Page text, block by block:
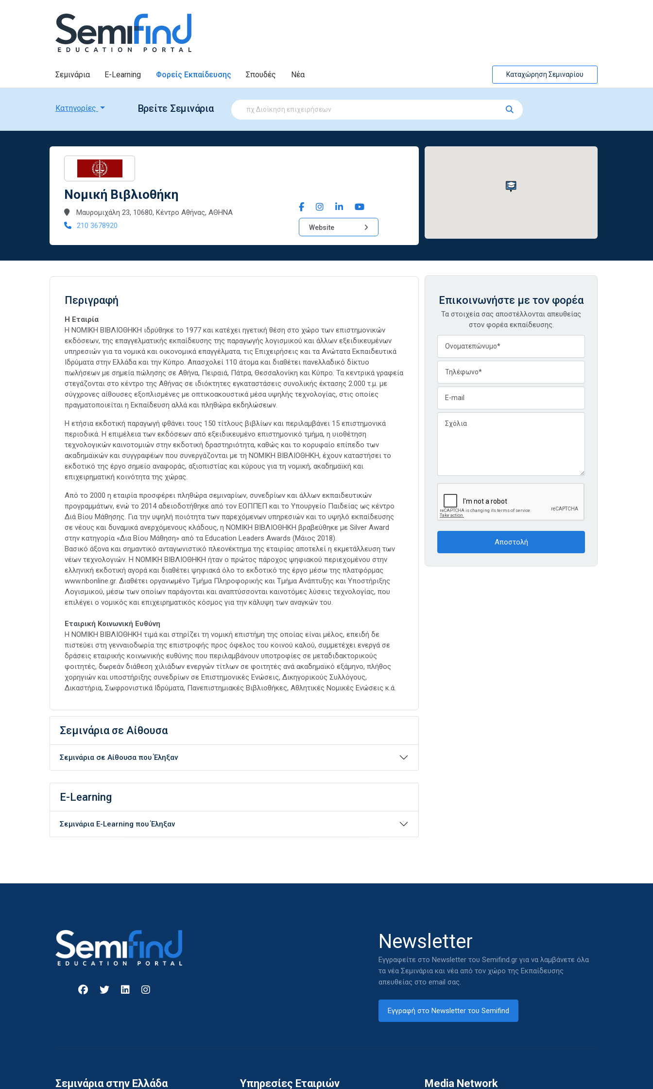
Σεμινάρια E-Learning Φορείς Εκπαίδευσης Σπουδές Νέα Καταχώρηση Σεμιναρίου
Κατηγορίες Βρείτε Σεμινάρια
Νομική Βιβλιοθήκη
Μαυρομιχάλη 23, 10680, Κέντρο Αθήνας, ΑΘΗΝΑ
210 3678920
Website
Περιγραφή
Η Εταιρία
Η ΝΟΜΙΚΗ ΒΙΒΛΙΟΘΗΚΗ ιδρύθηκε το 1977 και κατέχει ηγετική θέση στο χώρο των επιστημονικών
εκδόσεων, της επαγγελματικής εκπαίδευσης της παραγωγής λογισμικού και άλλων εξειδικευμένων
υπηρεσιών για τα νομικά και οικονομικά επαγγέλματα, τις Επιχειρήσεις και τα Ανώτατα Εκπαιδευτικά
Ιδρύματα στην Ελλάδα και την Κύπρο. Απασχολεί 110 άτομα και διαθέτει πανελλαδικό δίκτυο
πωλήσεων με σημεία πώλησης σε Αθήνα, Πειραιά, Πάτρα, Θεσσαλονίκη και Κύπρο. Τα κεντρικά γραφεία
στεγάζονται στο κέντρο της Αθήνας σε ιδιόκτητες εγκαταστάσεις συνολικής έκτασης 2.000 τ.μ. με
σύγχρονες αίθουσες εξοπλισμένες με οπτικοακουστικά μέσα υψηλής τεχνολογίας, στις οποίες
πραγματοποιείται η Εκπαίδευση αλλά και πληθώρα εκδηλώσεων.
Η ετήσια εκδοτική παραγωγή φθάνει τους 150 τίτλους βιβλίων και περιλαμβάνει 15 επιστημονικά
περιοδικά. Η επιμέλεια των εκδόσεων από εξειδικευμένο επιστημονικό τμήμα, η υιοθέτηση
τεχνολογικών καινοτομιών στην εκδοτική δραστηριότητα, καθώς και το κορυφαίο επίπεδο των
ακαδημαϊκών και συγγραφέων που συνεργάζονται με τη ΝΟΜΙΚΗ ΒΙΒΛΙΟΘΗΚΗ, έχουν καταστήσει το
εκδοτικό της έργο σημείο αναφοράς, αξιοπιστίας και κύρους για τη νομική, ακαδημαϊκή και
επιχειρηματική κοινότητα της χώρας.
Από το 2000 η εταιρία προσφέρει πληθώρα σεμιναρίων, συνεδρίων και άλλων εκπαιδευτικών
προγραμμάτων, ενώ το 2014 αδειοδοτήθηκε από τον ΕΟΠΠΕΠ και το Υπουργείο Παιδείας ως κέντρο
Διά Βίου Μάθησης. Για την υψηλή ποιότητα των παρεχόμενων υπηρεσιών και το υψηλό εκπαίδευσης
σε νέους και δυναμικά ανερχόμενους κλάδους, η ΝΟΜΙΚΗ ΒΙΒΛΙΟΘΗΚΗ βραβεύθηκε με Silver Award
στην κατηγορία «Δια Βίου Μάθηση» από τα Education Leaders Awards (Μάιος 2018).
Βασικό άξονα και σημαντικό ανταγωνιστικό πλεονέκτημα της εταιρίας αποτελεί η εκμετάλλευση των
νέων τεχνολογιών. Η ΝΟΜΙΚΗ ΒΙΒΛΙΟΘΗΚΗ ήταν ο πρώτος πάροχος ψηφιακού περιεχομένου στην
ελληνική εκδοτική αγορά και διαθέτει ψηφιακά όλο το εκδοτικό της έργο μέσω της πλατφόρμας
www.nbonline.gr. Διαθέτει οργανωμένο Τμήμα Πληροφορικής και Τμήμα Ανάπτυξης και Υποστήριξης
Λογισμικού, μέσω των οποίων παράγονται και αναπτύσσονται καινοτόμες λύσεις τεχνολογίας, που
επιλέγει ο νομικός και επιχειρηματικός κόσμος για την κάλυψη των αναγκών του.
Εταιρική Κοινωνική Ευθύνη
Η ΝΟΜΙΚΗ ΒΙΒΛΙΟΘΗΚΗ τιμά και στηρίζει τη νομική επιστήμη της οποίας είναι μέλος, επειδή δε
πιστεύει στη γενναιοδωρία της επιστροφής προς όφελος του κοινού καλού, συμμετέχει ενεργά σε
δράσεις εταιρικής κοινωνικής ευθύνης που περιλαμβάνουν υποτροφίες σε μεταδιδακτορικούς
φοιτητές, δωρεάν διάθεση χιλιάδων ενεργών τίτλων σε φοιτητές ανά ακαδημαϊκό εξάμηνο, πλήθος
χορηγιών και υποστήριξης συνεδρίων σε Επιστημονικές Ενώσεις, Δικηγορικούς Συλλόγους,
Δικαστήρια, Σωφρονιστικά Ιδρύματα, Πανεπιστημιακές Βιβλιοθήκες, Αθλητικές Νομικές Ενώσεις κ.ά.
Σεμινάρια σε Αίθουσα
Σεμινάρια σε Αίθουσα που Έληξαν
E-Learning
Σεμινάρια E-Learning που Έληξαν
Επικοινωνήστε με τον φορέα
Τα στοιχεία σας αποστέλλονται απευθείας
στον φορέα εκπαίδευσης.
Newsletter
Εγγραφείτε στο Newsletter του Semifind.gr για να λαμβάνετε όλα
τα νέα Σεμινάρια και νέα από τον χώρο της Εκπαίδευσης
απευθείας στο email σας.
Εγγραφή στο Newsletter του Semifind
Σεμινάρια στην Ελλάδα Υπηρεσίες Εταιριών Media Network